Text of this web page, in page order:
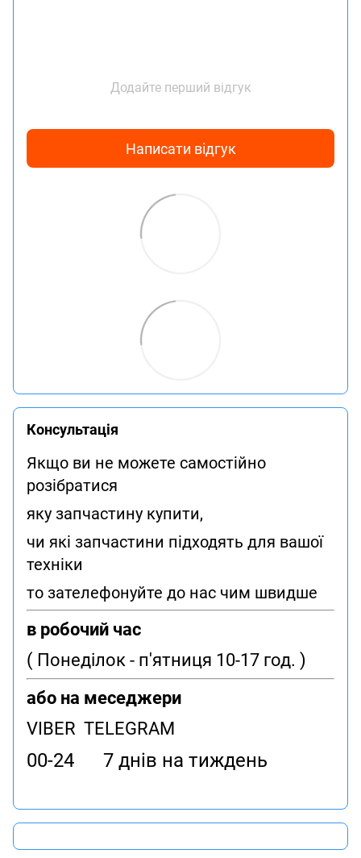
Додайте перший відгук
Написати відгук
Консультація
Якщо ви не можете самостійно
розібратися
яку запчастину купити,
чи які запчастини підходять для вашої
техніки
то зателефонуйте до нас чим швидше
в робочий час
( Понеділок - п'ятниця 10-17 год. )
або на меседжери
VIBER TELEGRAM
00-24 7 днів на тиждень